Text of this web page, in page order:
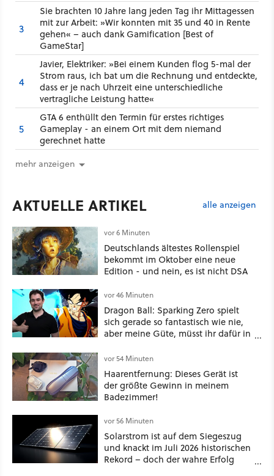
3
Sie brachten 10 Jahre lang jeden Tag ihr Mittagessen
mit zur Arbeit: »Wir konnten mit 35 und 40 in Rente
gehen« – auch dank Gamification [Best of
GameStar]
4
Javier, Elektriker: »Bei einem Kunden flog 5-mal der
Strom raus, ich bat um die Rechnung und entdeckte,
dass er je nach Uhrzeit eine unterschiedliche
vertragliche Leistung hatte«
5
GTA 6 enthüllt den Termin für erstes richtiges
Gameplay - an einem Ort mit dem niemand
gerechnet hatte
mehr anzeigen
AKTUELLE ARTIKEL alle anzeigen
vor 6 Minuten
Deutschlands ältestes Rollenspiel
bekommt im Oktober eine neue
Edition - und nein, es ist nicht DSA
vor 46 Minuten
Dragon Ball: Sparking Zero spielt
sich gerade so fantastisch wie nie,
aber meine Güte, müsst ihr dafür in
vor 54 Minuten
Haarentfernung: Dieses Gerät ist
der größte Gewinn in meinem
Badezimmer!
vor 56 Minuten
Solarstrom ist auf dem Siegeszug
und knackt im Juli 2026 historischen
Rekord – doch der wahre Erfolg